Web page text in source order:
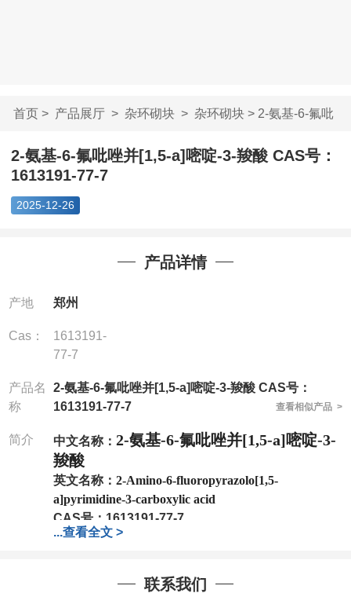
首页> 产品展厅> 杂环砌块> 杂环砌块> 2-氨基-6-氟吡
唑并[1,5-a]嘧啶...
2-氨基-6-氟吡唑并[1,5-a]嘧啶-3-羧酸 CAS号：
1613191-77-7
2025-12-26
产品详情
产地 郑州
Cas：
1613191-
77-7
产品名
称
2-氨基-6-氟吡唑并[1,5-a]嘧啶-3-羧酸 CAS号：
1613191-77-7
查看相似产品 >
简介 中文名称： 2-氨基-6-氟吡唑并[1,5-a]嘧啶-3-
羧酸
英文名称： 2-Amino-6-fluoropyrazolo[1,5-
a]pyrimidine-3-carboxylic acid
CAS号： 1613191-77-7
分子式：C7H5FN4O2
1Mg ; 5Mg;10Mg ;100Mg;250Mg ;500Mg
;1g;2.5g ;5g ;10g可根据客户需求进行分装
...查看全文 >
联系我们